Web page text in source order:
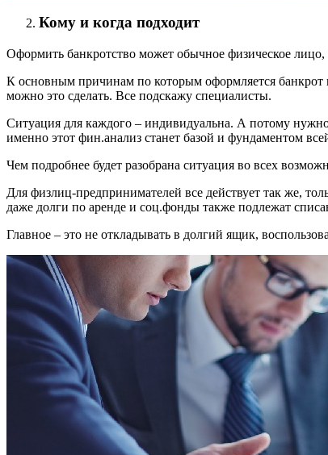
Кому и когда подходит
Оформить банкротство может обычное физическое
К основным причинам по которым оформляется банкрот
можно это сделать. Все подскажу специалисты.
Ситуация для каждого – индивидуальна. А потому
именно этот фин.анализ станет базой и фундаментом
Чем подробнее будет разобрана ситуация во всех
Для физлиц-предпринимателей все действует так же,
даже долги по аренде и соц.фонды также подлежат
Главное – это не откладывать в долгий ящик,